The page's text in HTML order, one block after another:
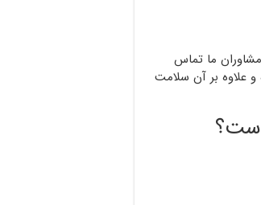
ما تماس
و علاوه بر آن سلامت